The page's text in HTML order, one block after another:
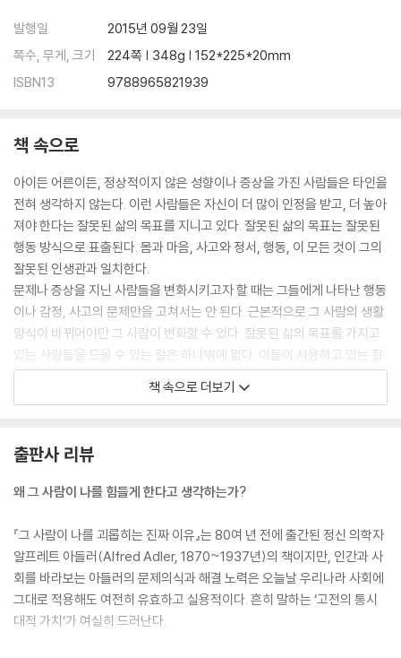
발행일
2015년 09월 23일
쪽수, 무게, 크기
224쪽 | 348g | 152*225*20mm
ISBN13
9788965821939
책 속으로
아이든 어른이든, 정상적이지 않은 성향이나 증상을 가진 사람들은 타인을
전혀 생각하지 않는다. 이런 사람들은 자신이 더 많이 인정을 받고, 더 높아
져야 한다는 잘못된 삶의 목표를 지니고 있다. 잘못된 삶의 목표는 잘못된
행동 방식으로 표출된다. 몸과 마음, 사고와 정서, 행동, 이 모든 것이 그의
잘못된 인생관과 일치한다.
문제나 증상을 지닌 사람들을 변화시키고자 할 때는 그들에게 나타난 행동
이나 감정, 사고의 문제만을 고쳐서는 안 된다. 근본적으로 그 사람의 생활
양식이 바뀌어야만 그 사람이 변화할 수 있다. 잘못된 삶의 목표를 가지고
있는 사람들을 도울 수 있는 길은 하나밖에 없다. 이들이 사용하고 있는 잘
못된 목표를 인식시키고, 자신의 목표를 이룰 수 있는 올바른 수단, 즉 협동
의 정신과 능력을 가르쳐 주는 것이다.
과보호 속에서 자란 아이는 마치 법규가 준수되어야 하는 것처럼, 자신이
원하는 것은 반드시 주어질 것이라고 기대한다. 그런 아이는 상응하는 노
런 대우를 받는 것을 생득권이라고 느낀다. 그 결과 자신이 관심의 초점이
되지 않는 상황, 혹은 타인들이 자신의 감정을 배려하지 않는 상황에 처하
면 아이는 무척 당황한다.
---「왜 나에게 이런 일이! | 삶의 의미」중에서
책 속으로 더보기
출판사 리뷰
왜 그 사람이 나를 힘들게 한다고 생각하는가?
『그 사람이 나를 괴롭히는 진짜 이유』는 80여 년 전에 출간된 정신 의학자
알프레트 아들러(Alfred Adler, 1870~1937년)의 책이지만, 인간과 사
회를 바라보는 아들러의 문제의식과 해결 노력은 오늘날 우리나라 사회에
그대로 적용해도 여전히 유효하고 실용적이다. 흔히 말하는 ‘고전의 통시
대적 가치’가 여실히 드러난다.